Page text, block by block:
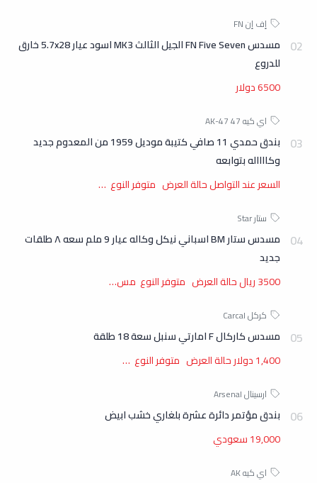
مسدس FN Five Seven الجيل الثالث MK3 اسود عيار 5.7x28 خارق
للدروع
6500 دولار
بندق حمدي 11 صافي كتيبة موديل 1959 من المعدوم جديد
وكااااله بتوابعه
السعر عند التواصل حالة العرض متوفر النوع …
مسدس ستار BM اسباني نيكل وكاله عيار 9 ملم سعه ٨ طلقات
جديد
3500 ريال حالة العرض متوفر النوع مس…
مسدس كاركال F امارتي سنبل سعة 18 طلقة
1,400 دولار حالة العرض متوفر النوع …
بندق مؤتمر دائرة عشرة بلغاري خشب ابيض
19,000 سعودي